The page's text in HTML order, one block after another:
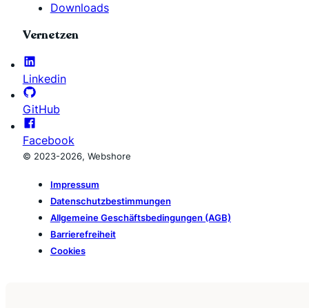
Downloads
Vernetzen
Linkedin
GitHub
Facebook
© 2023-2026, Webshore
Impressum
Datenschutzbestimmungen
Allgemeine Geschäftsbedingungen (AGB)
Barrierefreiheit
Cookies